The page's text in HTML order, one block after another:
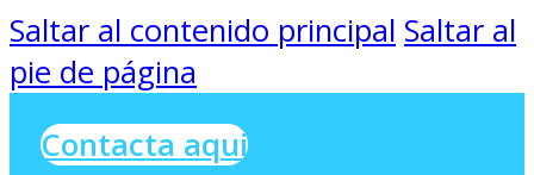
Saltar al contenido principal Saltar al
pie de página
Contacta aqui